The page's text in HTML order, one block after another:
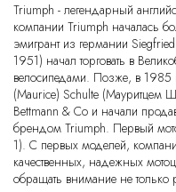
Triumph - легендарный
компании Triumph началась
эмигрант из германии
1951) начал торговать в
велосипедами. Позже, в 1985
(Maurice) Schulte (Мауритцем
Bettmann & Co и начали
брендом Triumph. Первый
1). С первых моделей,
качественных, надежных
обращать внимание не